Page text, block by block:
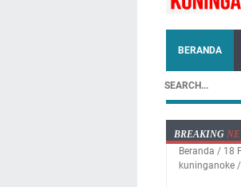
BERANDA
BREAKING
Beranda / 18
kuninganoke /